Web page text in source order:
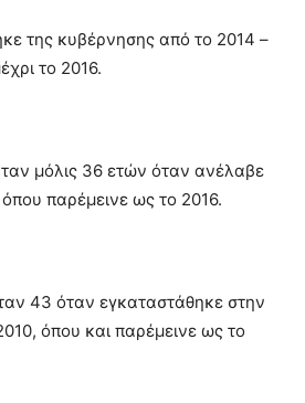
της κυβέρνησης από το 2014 –
το 2016.
μόλις 36 ετών όταν ανέλαβε
παρέμεινε ως το 2016.
43 όταν εγκαταστάθηκε στην
όπου και παρέμεινε ως το